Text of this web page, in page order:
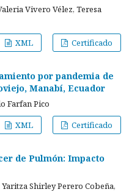
Vivero Vélez, Teresa
XML Certificado
por pandemia de
Manabí, Ecuador
Farfan Pico
XML Certificado
de Pulmón: Impacto
Shirley Perero Cobeña,